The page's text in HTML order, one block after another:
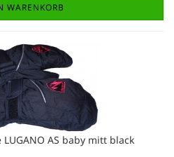
WARENKORB
AS baby mitt black